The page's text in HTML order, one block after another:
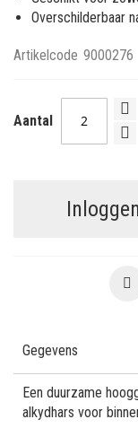
Overschilderbaar
Artikelcode 9000276
Aantal
Inloggen
Gegevens
Een duurzame
alkydhars voor